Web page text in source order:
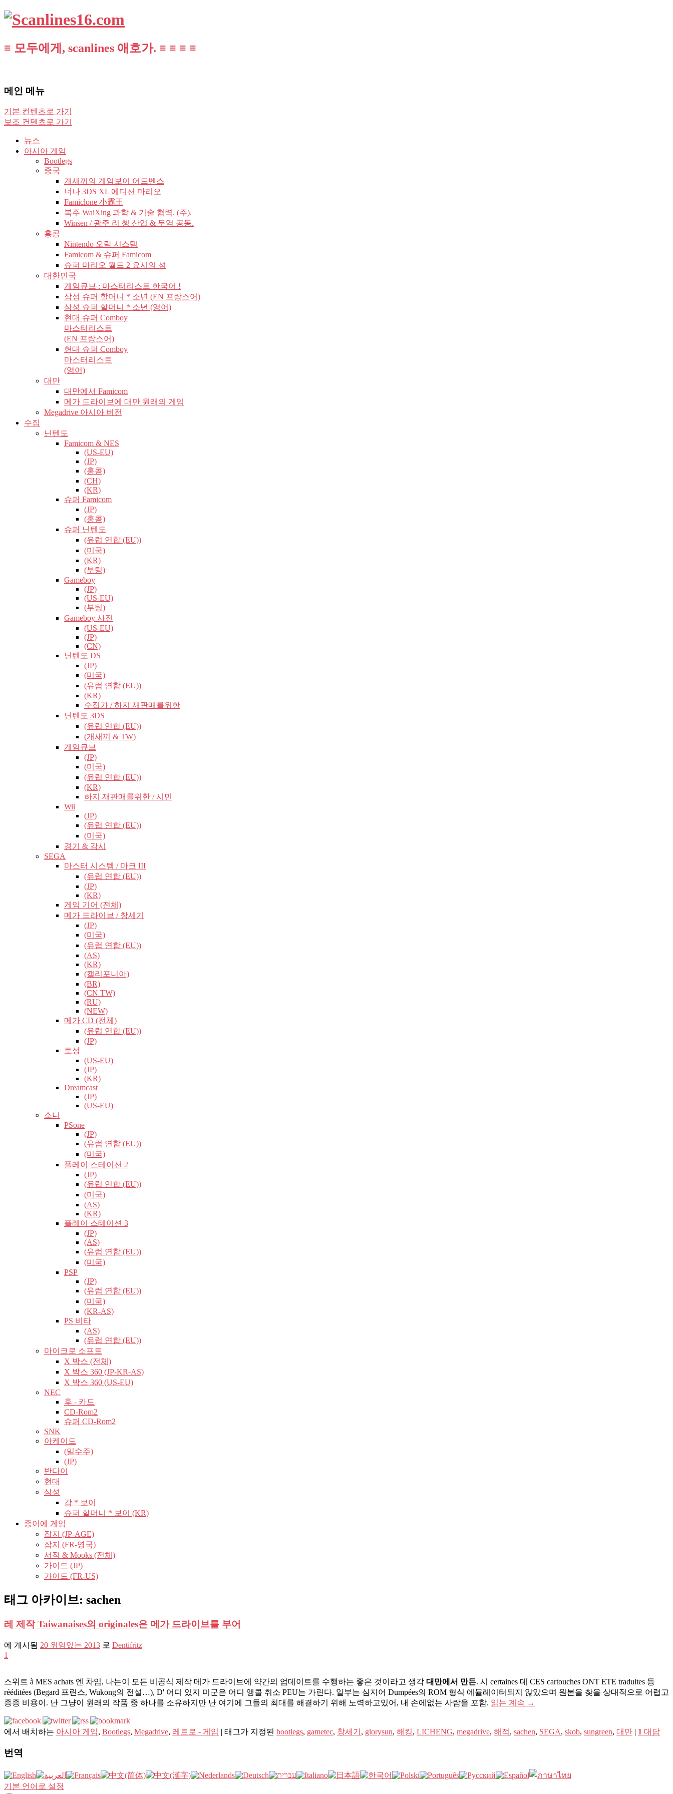
≡ 모두에게, scanlines 애호가. ≡ ≡ ≡ ≡
메인 메뉴
기본 컨텐츠로 가기
보조 컨텐츠로 가기
뉴스
아시아 게임
Bootlegs
중국
개새끼의 게임보이 어드벤스
너나 3DS XL 에디션 마리오
Famiclone 小霸王
복주 WaiXing 과학 & 기술 협력. (주).
Winsen / 광주 리 쳉 산업 & 무역 공동.
홍콩
Nintendo 오락 시스템
Famicom & 슈퍼 Famicom
슈퍼 마리오 월드 2 요시의 섬
대한민국
게임큐브 : 마스터리스트 한국어 !
삼성 슈퍼 할머니 * 소년 (EN 프랑스어)
삼성 슈퍼 할머니 * 소년 (영어)
현대 슈퍼 Comboy
마스터리스트
(EN 프랑스어)
현대 슈퍼 Comboy
마스터리스트
(영어)
대만
대만에서 Famicom
메가 드라이브에 대만 원래의 게임
Megadrive 아시아 버전
수집
닌텐도
Famicom & NES
(US-EU)
(JP)
(홍콩)
(CH)
(KR)
슈퍼 Famicom
(JP)
(홍콩)
슈퍼 닌텐도
(유럽​​ 연합 (EU))
(미국)
(KR)
(부팅)
Gameboy
(JP)
(US-EU)
(부팅)
Gameboy 사전
(US-EU)
(JP)
(CN)
닌텐도 DS
(JP)
(미국)
(유럽​​ 연합 (EU))
(KR)
수집가 / 하지 재판매를위한
닌텐도 3DS
(유럽​​ 연합 (EU))
(개새끼 & TW)
게임큐브
(JP)
(미국)
(유럽​​ 연합 (EU))
(KR)
하지 재판매를위한 / 시민
Wii
(JP)
(유럽​​ 연합 (EU))
(미국)
경기 & 감시
SEGA
마스터 시스템 / 마크 III
(유럽​​ 연합 (EU))
(JP)
(KR)
게임 기어 (전체)
메가 드라이브 / 창세기
(JP)
(미국)
(유럽​​ 연합 (EU))
(AS)
(KR)
(캘리포니아)
(BR)
(CN TW)
(RU)
(NEW)
메가 CD (전체)
(유럽​​ 연합 (EU))
(JP)
토성
(US-EU)
(JP)
(KR)
Dreamcast
(JP)
(US-EU)
소니
PSone
(JP)
(유럽​​ 연합 (EU))
(미국)
플레이 스테이션 2
(JP)
(유럽​​ 연합 (EU))
(미국)
(AS)
(KR)
플레이 스테이션 3
(JP)
(AS)
(유럽​​ 연합 (EU))
(미국)
PSP
(JP)
(유럽​​ 연합 (EU))
(미국)
(KR-AS)
PS 비타
(AS)
(유럽​​ 연합 (EU))
마이크로 소프트
X 박스 (전체)
X 박스 360 (JP-KR-AS)
X 박스 360 (US-EU)
NEC
후 - 카드
CD-Rom2
슈퍼 CD-Rom2
SNK
아케이드
(밀수주)
(JP)
반다이
현대
삼성
감 * 보이
슈퍼 할머니 * 보이 (KR)
종이에 게임
잡지 (JP-AGE)
잡지 (FR-영국)
서적 & Mooks (전체)
가이드 (JP)
가이드 (FR-US)
태그 아카이브: sachen
레 제작 Taiwanaises의 originales은 메가 드라이브를 부어
에 게시됨 20 위엄있는 2013 로 Dentifritz
1
스위트 à MES achats 엔 차임, 나는이 모든 비공식 제작 메가 드라이브에 약간의 업데이트를 수행하는 좋은 것이라고 생각 대만에서 만든. 시 certaines 데 CES cartouches ONT ETE traduites 등
rééditées (Begard 프​​린스, Wukong의 전설…), D' 어디 있지 미군은 어디 앵콜 취소 PEU는 가린다. 일부는 심지어 Dumpées의 ROM 형식 에뮬레이터되지 않았으며 원본을 찾을 상대적으로 어렵고
종종 비용이. 난 그냥이 원래의 작품 중 하나를 소유하지만 난 여기에 그들의 최대를 해결하기 위해 노력하고있어, 내 손에없는 사람을 포함. 읽는 계속 →
에서 배치하는 아시아 게임, Bootlegs, Megadrive, 레트로 - 게임 | 태그가 지정된 bootlegs, gametec, 창세기 , glorysun, 해킹, LICHENG, megadrive, 해적, sachen, SEGA, skob, sungreen, 대만 | 1 대답
번역
기본 언어로 설정